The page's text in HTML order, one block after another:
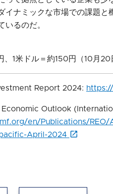
イナミックな市場での課題と
いるのだ。
、1米ドル＝約150円（10月20
Report 2024:
Economic Outlook
en/Publications/
April-2024